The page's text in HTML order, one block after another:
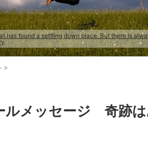
has found a settling down place. But there is
>
ルメッセージ 奇跡は